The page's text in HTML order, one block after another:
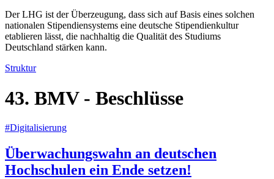
Der LHG ist der Überzeugung, dass sich auf Basis eines solchen
nationalen Stipendiensystems eine deutsche Stipendienkultur
etablieren lässt, die nachhaltig die Qualität des Studiums
Deutschland stärken kann.
Struktur
43. BMV - Beschlüsse
#Digitalisierung
Überwachungswahn an deutschen
Hochschulen ein Ende setzen!